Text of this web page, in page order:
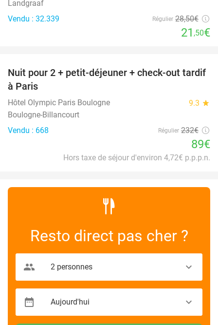
Landgraaf
Vendu : 32.339
Régulier 28,50€
21 ,50€
62%
Nuit pour 2 + petit-déjeuner + check-out tardif
à Paris
Hôtel Olympic Paris Boulogne 9.3 star
Boulogne-Billancourt
Vendu : 668
Régulier 232€
89€
Hors taxe de séjour d'environ 4,72€ p.p.p.n.
Resto direct pas cher ?